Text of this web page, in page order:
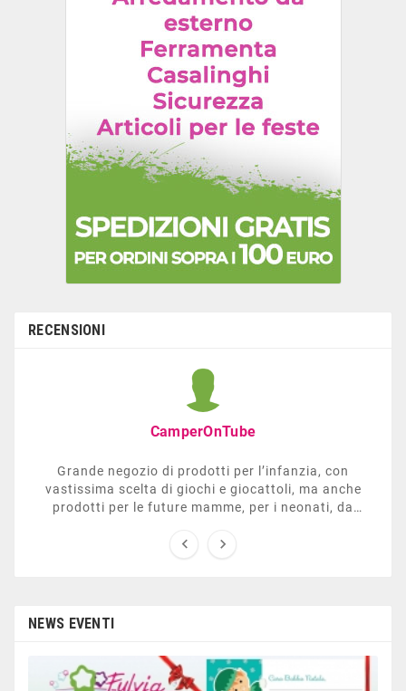
RECENSIONI
CamperOnTube
Grande negozio di prodotti per l’infanzia, con
vastissima scelta di giochi e giocattoli, ma anche
prodotti per le future mamme, per i neonati, da
sezione dedicata all’arredo giardino, giochi all’aperto,
 
NEWS EVENTI